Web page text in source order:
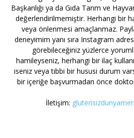
Başkanlığı ya da Gıda Tarım ve
değerlendirilmemiştir. Herhangi bir
veya önlenmesi amaçlanmaz.
deneyimim yanı sıra Instagram
görebileceğiniz yüzlerce
hamileyseniz, herhangi bir ilaç
iseniz veya tıbbi bir hususi durum
bir içeriğe başvurmadan önce
İletişim: